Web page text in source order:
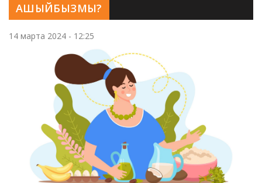
АШЫЙБЫЗМЫ?
14 марта 2024 - 12:25